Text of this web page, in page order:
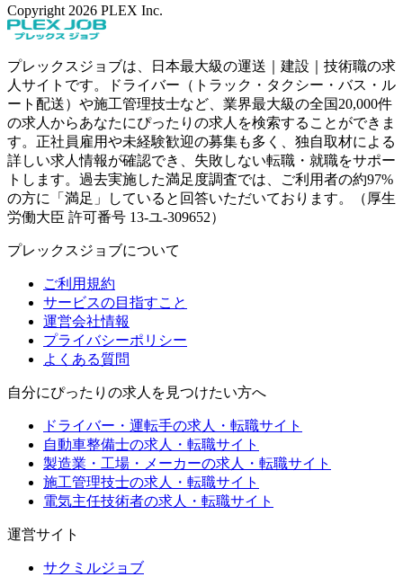
Copyright 2026 PLEX Inc.
プレックスジョブは、日本最大級の運送｜建設｜技術職の求
人サイトです。ドライバー（トラック・タクシー・バス・ル
ート配送）や施工管理技士など、業界最大級の全国20,000件
の求人からあなたにぴったりの求人を検索することができま
す。正社員雇用や未経験歓迎の募集も多く、独自取材による
詳しい求人情報が確認でき、失敗しない転職・就職をサポー
トします。過去実施した満足度調査では、ご利用者の約97%
の方に「満足」していると回答いただいております。（厚生
労働大臣 許可番号 13-ユ-309652）
プレックスジョブについて
ご利用規約
サービスの目指すこと
運営会社情報
プライバシーポリシー
よくある質問
自分にぴったりの求人を見つけたい方へ
ドライバー・運転手の求人・転職サイト
自動車整備士の求人・転職サイト
製造業・工場・メーカーの求人・転職サイト
施工管理技士の求人・転職サイト
電気主任技術者の求人・転職サイト
運営サイト
サクミルジョブ